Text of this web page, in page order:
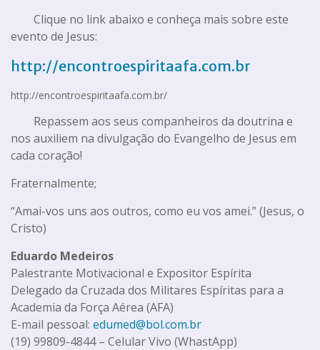
Clique no link abaixo e conheça mais sobre este
evento de Jesus:
http://encontroespiritaafa.com.br
http://encontroespiritaafa.com.br/
Repassem aos seus companheiros da doutrina e
nos auxiliem na divulgação do Evangelho de Jesus em
cada coração!
Fraternalmente;
“Amai-vos uns aos outros, como eu vos amei.” (Jesus, o
Cristo)
Eduardo Medeiros
Palestrante Motivacional e Expositor Espírita
Delegado da Cruzada dos Militares Espíritas para a
Academia da Força Aérea (AFA)
E-mail pessoal: edumed@bol.com.br
(19) 99809-4844 – Celular Vivo (WhastApp)